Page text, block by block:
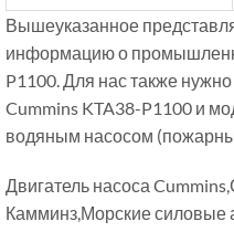
Вышеуказанное
информацию о
P1100. Для нас также
Cummins KTA38-P1100 и
водяным насосом
Двигатель насоса
Камминз,Морские силовые